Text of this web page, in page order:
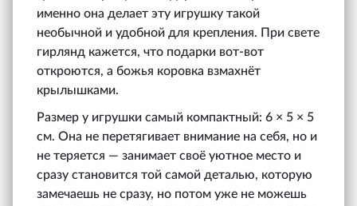
именно она делает эту игрушку такой
необычной и удобной для крепления. При свете
гирлянд кажется, что подарки вот-вот
откроются, а божья коровка взмахнёт
крылышками.
Размер у игрушки самый компактный: 6 × 5 × 5
см. Она не перетягивает внимание на себя, но и
не теряется — занимает своё уютное место и
сразу становится той самой деталью, которую
замечаешь не сразу, но потом уже не можешь